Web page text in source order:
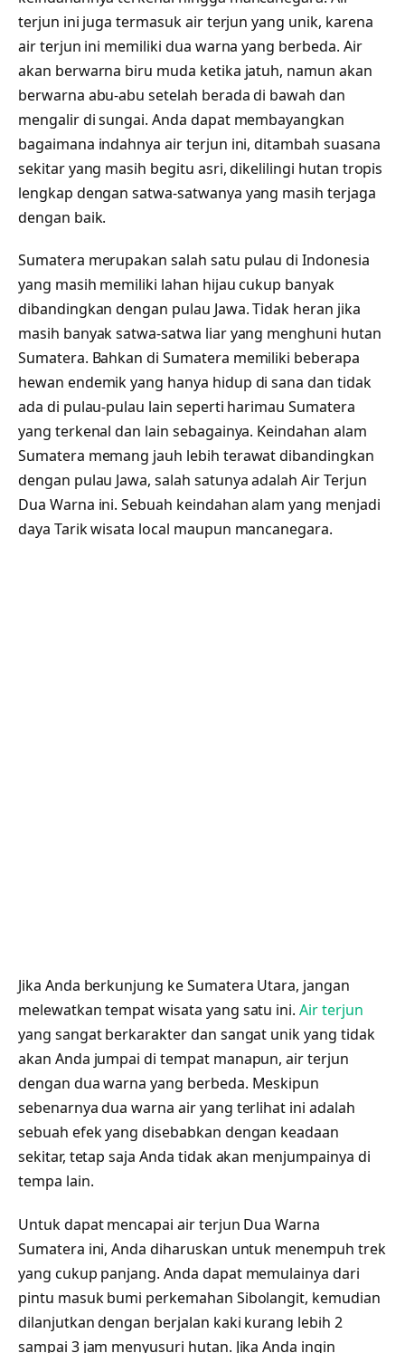
terjun ini juga termasuk air terjun yang unik, karena
air terjun ini memiliki dua warna yang berbeda. Air
akan berwarna biru muda ketika jatuh, namun akan
berwarna abu-abu setelah berada di bawah dan
mengalir di sungai. Anda dapat membayangkan
bagaimana indahnya air terjun ini, ditambah suasana
sekitar yang masih begitu asri, dikelilingi hutan tropis
lengkap dengan satwa-satwanya yang masih terjaga
dengan baik.
Sumatera merupakan salah satu pulau di Indonesia
yang masih memiliki lahan hijau cukup banyak
dibandingkan dengan pulau Jawa. Tidak heran jika
masih banyak satwa-satwa liar yang menghuni hutan
Sumatera. Bahkan di Sumatera memiliki beberapa
hewan endemik yang hanya hidup di sana dan tidak
ada di pulau-pulau lain seperti harimau Sumatera
yang terkenal dan lain sebagainya. Keindahan alam
Sumatera memang jauh lebih terawat dibandingkan
dengan pulau Jawa, salah satunya adalah Air Terjun
Dua Warna ini. Sebuah keindahan alam yang menjadi
daya Tarik wisata local maupun mancanegara.
Jika Anda berkunjung ke Sumatera Utara, jangan
melewatkan tempat wisata yang satu ini.Air terjun
yang sangat berkarakter dan sangat unik yang tidak
akan Anda jumpai di tempat manapun, air terjun
dengan dua warna yang berbeda. Meskipun
sebenarnya dua warna air yang terlihat ini adalah
sebuah efek yang disebabkan dengan keadaan
sekitar, tetap saja Anda tidak akan menjumpainya di
tempa lain.
Untuk dapat mencapai air terjun Dua Warna
Sumatera ini, Anda diharuskan untuk menempuh trek
yang cukup panjang. Anda dapat memulainya dari
pintu masuk bumi perkemahan Sibolangit, kemudian
dilanjutkan dengan berjalan kaki kurang lebih 2
sampai 3 jam menyusuri hutan. Jika Anda ingin